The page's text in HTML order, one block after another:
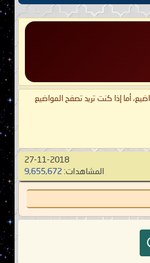
أما إذا كنت تريد تصفح المواضيع
27-11-2018
المشاهدات: 9,655,672